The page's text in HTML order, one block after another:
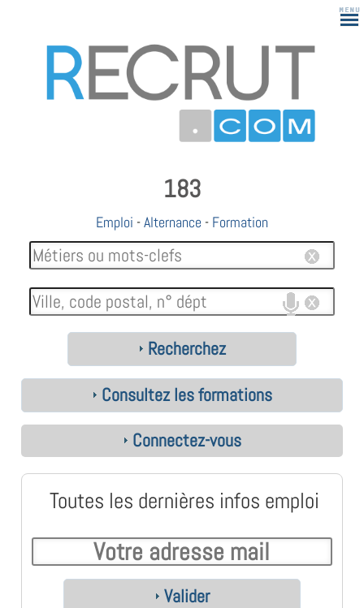
183
Emploi -Alternance - Formation
Recherchez
Consultez les formations
Connectez-vous
Toutes les dernières infos emploi
Valider